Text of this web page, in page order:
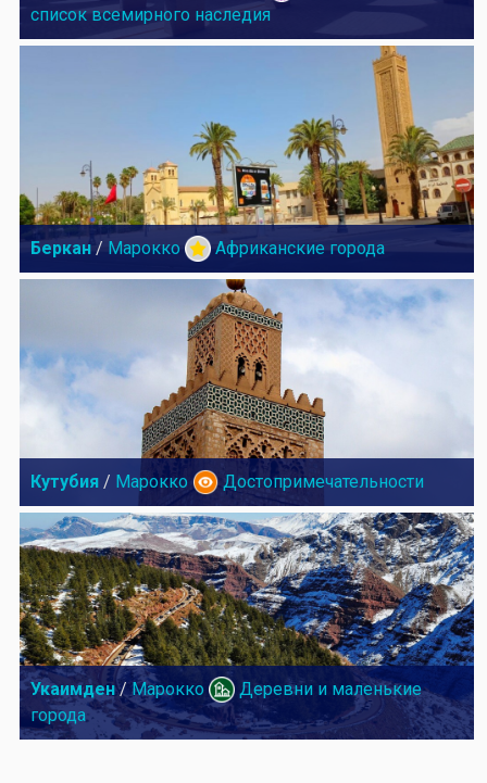
список всемирного наследия
Беркан / Марокко Африканские города
Кутубия / Марокко Достопримечательности
Укаимден/ Марокко
Деревни и маленькие
города